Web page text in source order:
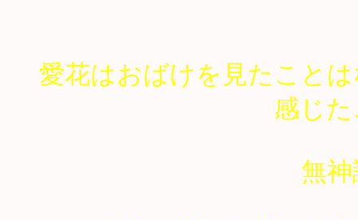
愛花はおばけを見たこと
感じ
無